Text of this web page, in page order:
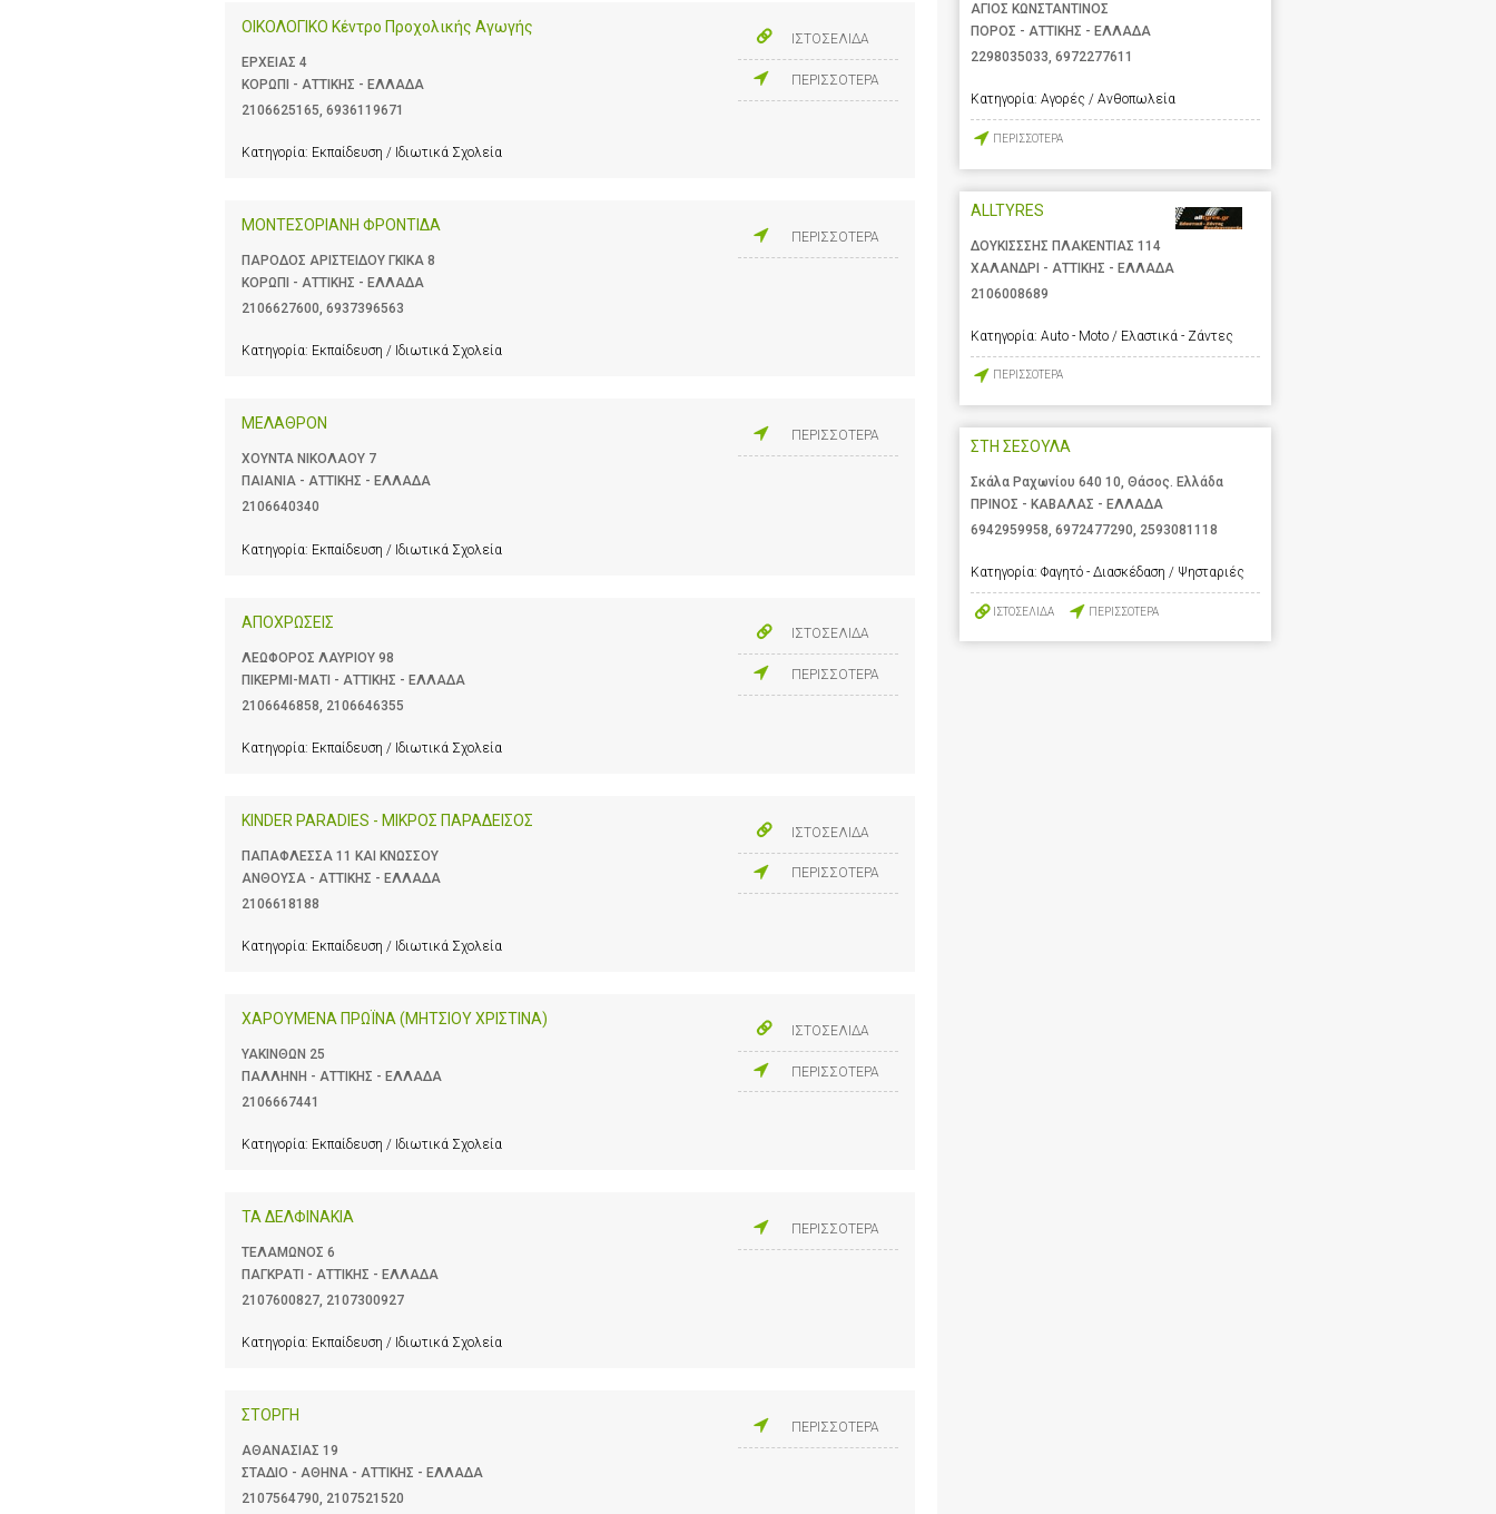
ΟΙΚΟΛΟΓΙΚΟ Κέντρο Προχολικής Αγωγής
ΕΡΧΕΙΑΣ 4
ΚΟΡΩΠΙ - ΑΤΤΙΚΗΣ - ΕΛΛΑΔΑ
2106625165, 6936119671
Κατηγορία: Εκπαίδευση / Ιδιωτικά Σχολεία
ΙΣΤΟΣΕΛΙΔΑ
ΠΕΡΙΣΣΟΤΕΡΑ
ΜΟΝΤΕΣΟΡΙΑΝΗ ΦΡΟΝΤΙΔΑ
ΠΑΡΟΔΟΣ ΑΡΙΣΤΕΙΔΟΥ ΓΚΙΚΑ 8
ΚΟΡΩΠΙ - ΑΤΤΙΚΗΣ - ΕΛΛΑΔΑ
2106627600, 6937396563
Κατηγορία: Εκπαίδευση / Ιδιωτικά Σχολεία
ΠΕΡΙΣΣΟΤΕΡΑ
ΜΕΛΑΘΡΟΝ
ΧΟΥΝΤΑ ΝΙΚΟΛΑΟΥ 7
ΠΑΙΑΝΙΑ - ΑΤΤΙΚΗΣ - ΕΛΛΑΔΑ
2106640340
Κατηγορία: Εκπαίδευση / Ιδιωτικά Σχολεία
ΠΕΡΙΣΣΟΤΕΡΑ
ΑΠΟΧΡΩΣΕΙΣ
ΛΕΩΦΟΡΟΣ ΛΑΥΡΙΟΥ 98
ΠΙΚΕΡΜΙ-ΜΑΤΙ - ΑΤΤΙΚΗΣ - ΕΛΛΑΔΑ
2106646858 2106646355
Κατηγορία: Εκπαίδευση / Ιδιωτικά Σχολεία
ΙΣΤΟΣΕΛΙΔΑ
ΠΕΡΙΣΣΟΤΕΡΑ
KINDER PARADIES - ΜΙΚΡΟΣ ΠΑΡΑΔΕΙΣΟΣ
ΠΑΠΑΦΛΕΣΣΑ 11 ΚΑΙ ΚΝΩΣΣΟΥ
ΑΝΘΟΥΣΑ - ΑΤΤΙΚΗΣ - ΕΛΛΑΔΑ
2106618188
Κατηγορία: Εκπαίδευση / Ιδιωτικά Σχολεία
ΙΣΤΟΣΕΛΙΔΑ
ΠΕΡΙΣΣΟΤΕΡΑ
ΧΑΡΟΥΜΕΝΑ ΠΡΩΪΝΑ (ΜΗΤΣΙΟΥ ΧΡΙΣΤΙΝΑ)
ΥΑΚΙΝΘΩΝ 25
ΠΑΛΛΗΝΗ - ΑΤΤΙΚΗΣ - ΕΛΛΑΔΑ
2106667441
Κατηγορία: Εκπαίδευση / Ιδιωτικά Σχολεία
ΙΣΤΟΣΕΛΙΔΑ
ΠΕΡΙΣΣΟΤΕΡΑ
ΤΑ ΔΕΛΦΙΝΑΚΙΑ
ΤΕΛΑΜΩΝΟΣ 6
ΠΑΓΚΡΑΤΙ - ΑΤΤΙΚΗΣ - ΕΛΛΑΔΑ
2107600827, 2107300927
Κατηγορία: Εκπαίδευση / Ιδιωτικά Σχολεία
ΠΕΡΙΣΣΟΤΕΡΑ
ΣΤΟΡΓΗ
ΑΘΑΝΑΣΙΑΣ 19
ΣΤΑΔΙΟ - ΑΘΗΝΑ - ΑΤΤΙΚΗΣ - ΕΛΛΑΔΑ
2107564790, 2107521520
ΠΕΡΙΣΣΟΤΕΡΑ
ΑΓΙΟΣ ΚΩΝΣΤΑΝΤΙΝΟΣ
ΠΟΡΟΣ - ΑΤΤΙΚΗΣ - ΕΛΛΑΔΑ
2298035033, 6972277611
Κατηγορία: Αγορές / Ανθοπωλεία
ΠΕΡΙΣΣΟΤΕΡΑ
ALLTYRES
ΔΟΥΚΙΣΣΣΗΣ ΠΛΑΚΕΝΤΙΑΣ 114
ΧΑΛΑΝΔΡΙ - ΑΤΤΙΚΗΣ - ΕΛΛΑΔΑ
2106008689
Κατηγορία: Auto - Moto / Ελαστικά - Ζάντες
ΠΕΡΙΣΣΟΤΕΡΑ
ΣΤΗ ΣΕΣΟΥΛΑ
Σκάλα Ραχωνίου 640 10, Θάσος. Ελλάδα
ΠΡΙΝΟΣ - ΚΑΒΑΛΑΣ - ΕΛΛΑΔΑ
6942959958, 6972477290, 2593081118
Κατηγορία: Φαγητό - Διασκέδαση / Ψησταριές
ΙΣΤΟΣΕΛΙΔΑ ΠΕΡΙΣΣΟΤΕΡΑ